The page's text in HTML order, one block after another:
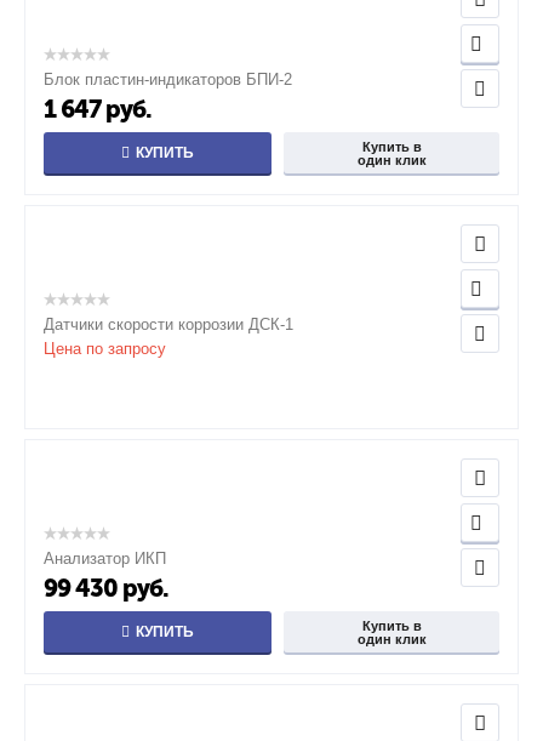
Блок пластин-индикаторов БПИ-2
1 647 руб.
КУПИТЬ
Купить в
один клик
Датчики скорости коррозии ДСК-1
Цена по запросу
Анализатор ИКП
99 430 руб.
КУПИТЬ
Купить в
один клик